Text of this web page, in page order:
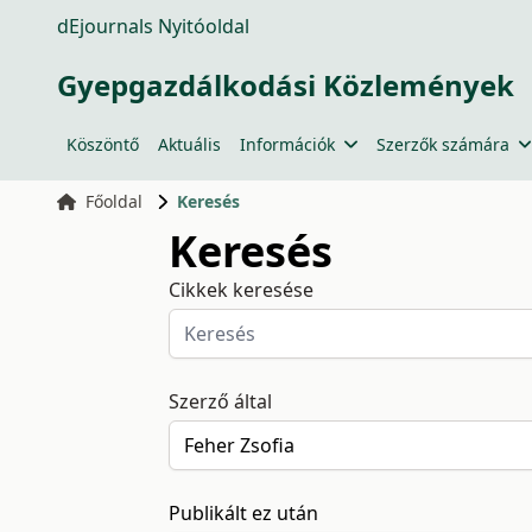
dEjournals Nyitóoldal
Gyepgazdálkodási Közlemények
Köszöntő Aktuális Információk Szerzők számára
Főoldal Keresés
Keresés
Cikkek keresése
Szerző által
Publikált ez után